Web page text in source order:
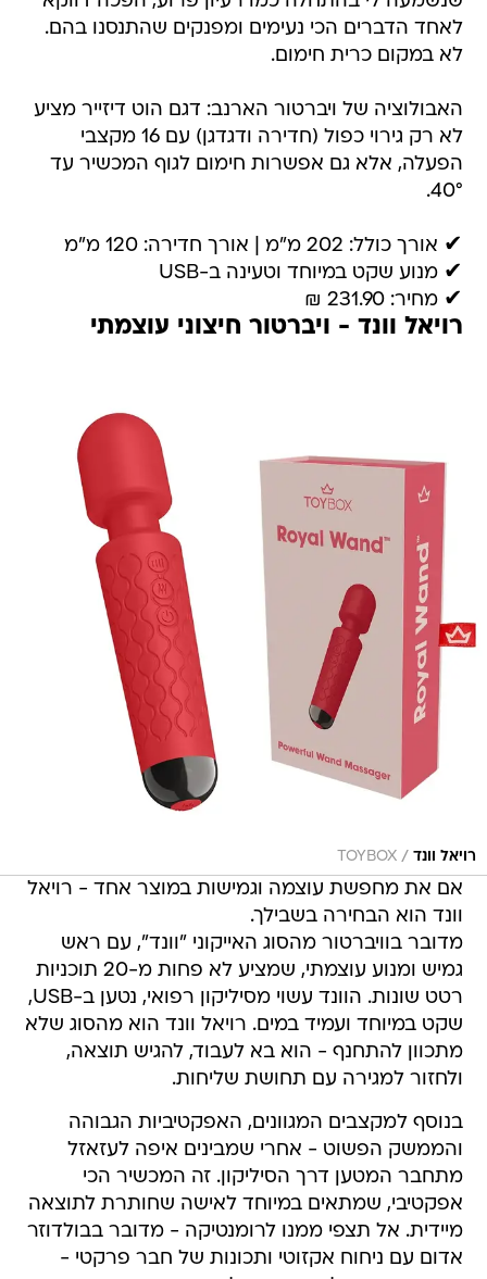
לאחד הדברים הכי נעימים ומפנקים שהתנסנו בהם.
לא במקום כרית חימום.
האבולוציה של ויברטור הארנב: דגם הוט דיזייר מציע
לא רק גירוי כפול (חדירה ודגדגן) עם 16 מקצבי
הפעלה, אלא גם אפשרות חימום לגוף המכשיר עד
40°.
✔ אורך כולל: 202 מ"מ | אורך חדירה: 120 מ"מ
✔ מנוע שקט במיוחד וטעינה ב-USB
✔ מחיר: 231.90 ₪
רויאל וונד - ויברטור חיצוני עוצמתי
רויאל וונד /
TOYBOX
אם את מחפשת עוצמה וגמישות במוצר אחד - רויאל
וונד הוא הבחירה בשבילך.
מדובר בוויברטור מהסוג האייקוני "וונד", עם ראש
גמיש ומנוע עוצמתי, שמציע לא פחות מ-20 תוכניות
רטט שונות. הוונד עשוי מסיליקון רפואי, נטען ב-USB,
שקט במיוחד ועמיד במים. רויאל וונד הוא מהסוג שלא
מתכוון להתחנף - הוא בא לעבוד, להגיש תוצאה,
ולחזור למגירה עם תחושת שליחות.
בנוסף למקצבים המגוונים, האפקטיביות הגבוהה
והממשק הפשוט - אחרי שמבינים איפה לעזאזל
מתחבר המטען דרך הסיליקון. זה המכשיר הכי
אפקטיבי, שמתאים במיוחד לאישה שחותרת לתוצאה
מיידית. אל תצפי ממנו לרומנטיקה - מדובר בבולדוזר
אדום עם ניחוח אקזוטי ותכונות של חבר פרקטי -